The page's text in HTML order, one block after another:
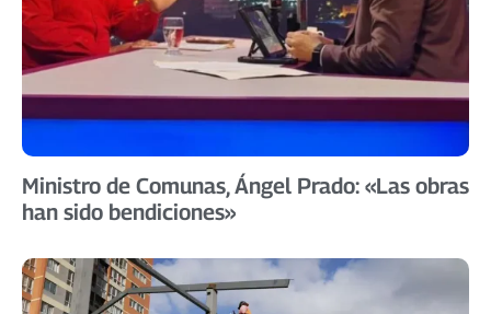
Ministro de Comunas, Ángel Prado: «Las obras
han sido bendiciones»